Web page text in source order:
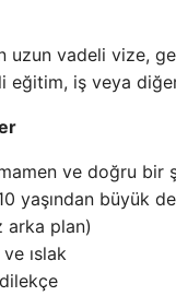
uzun vadeli vize,
iş veya
ve doğru bir
yaşından büyük
plan)
ıslak